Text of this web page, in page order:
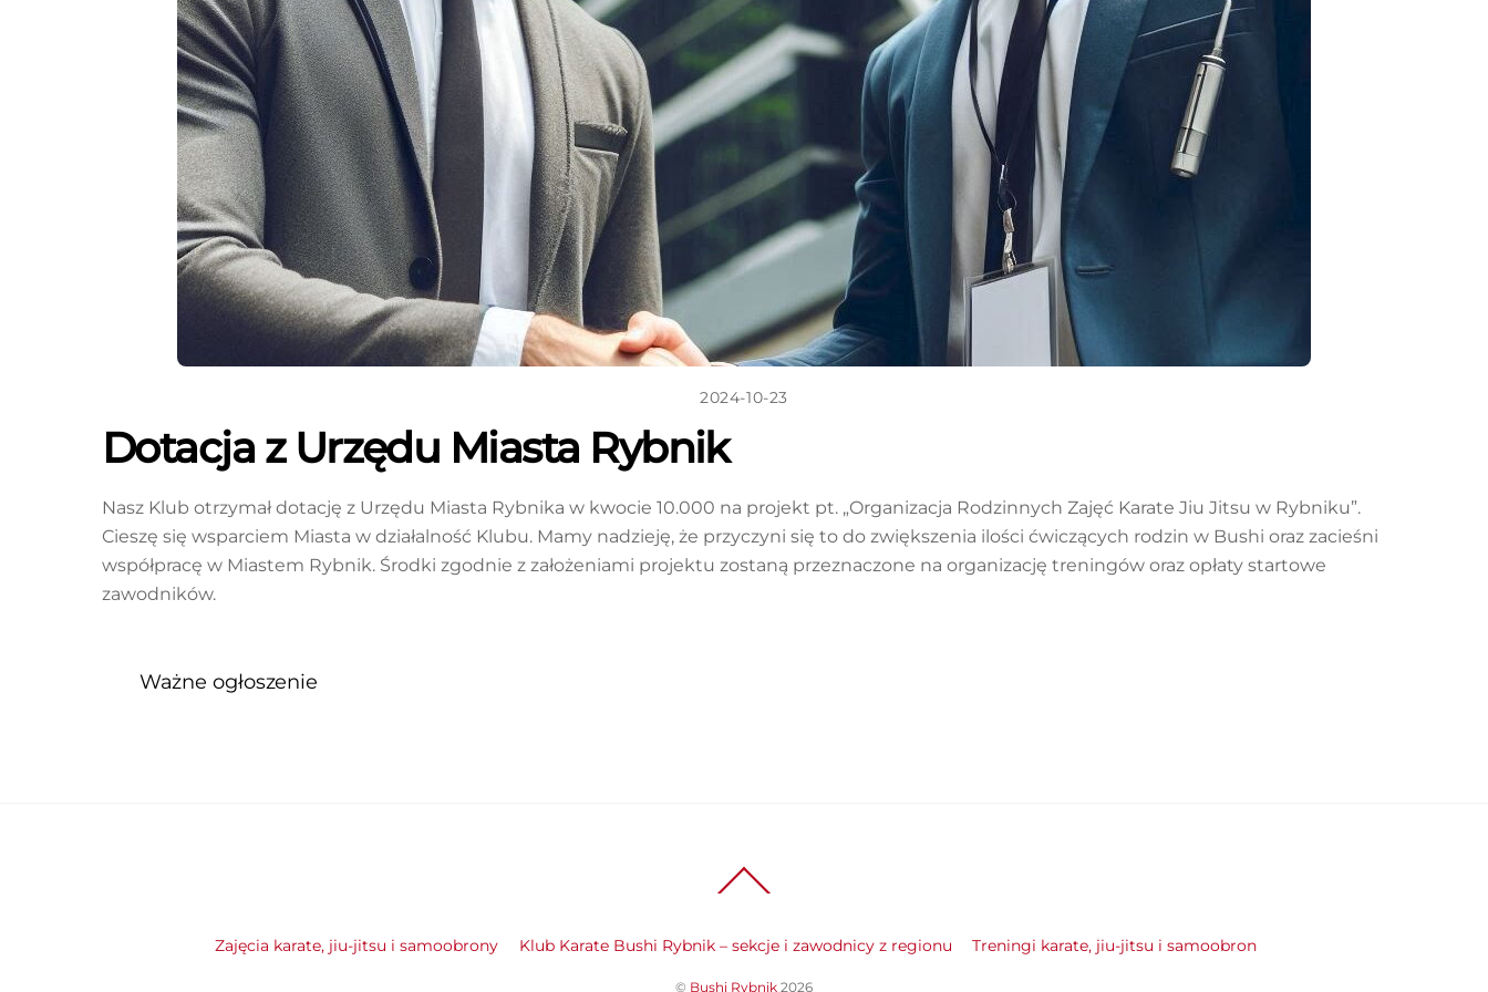
2024-10-23
Dotacja z Urzędu Miasta Rybnik
Nasz Klub otrzymał dotację z Urzędu Miasta Rybnika w kwocie 10.000 na projekt pt. „Organizacja Rodzinnych Zajęć Karate Jiu Jitsu w Rybniku”.
Cieszę się wsparciem Miasta w działalność Klubu. Mamy nadzieję, że przyczyni się to do zwiększenia ilości ćwiczących rodzin w Bushi oraz zacieśni
współpracę w Miastem Rybnik. Środki zgodnie z założeniami projektu zostaną przeznaczone na organizację treningów oraz opłaty startowe
zawodników.
Ważne ogłoszenie
To
Zajęcia karate, jiu-jitsu i samoobrony
Klub Karate Bushi Rybnik – sekcje i zawodnicy z regionu Treningi karate, jiu-jitsu i samoobron
© Bushi Rybnik 2026